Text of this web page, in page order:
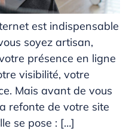
est indispensable
soyez artisan,
présence en ligne
visibilité, votre
Mais avant de vous
refonte de votre site
se pose : […]